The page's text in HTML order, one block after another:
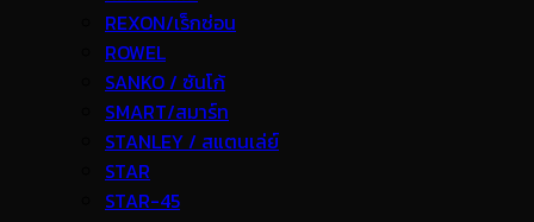
REXON/เร็กซ่อน
ROWEL
SANKO / ซันโก้
SMART/สมาร์ท
STANLEY / สแตนเล่ย์
STAR
STAR-45